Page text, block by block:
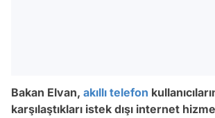
Bakan Elvan, akıllı telefon
karşılaştıkları istek dışı internet